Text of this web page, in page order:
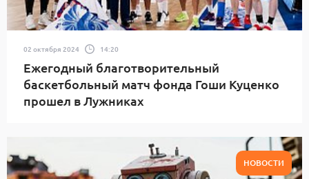
02 октября 2024 14:20
Ежегодный благотворительный
баскетбольный матч фонда Гоши Куценко
прошел в Лужниках
НОВОСТИ